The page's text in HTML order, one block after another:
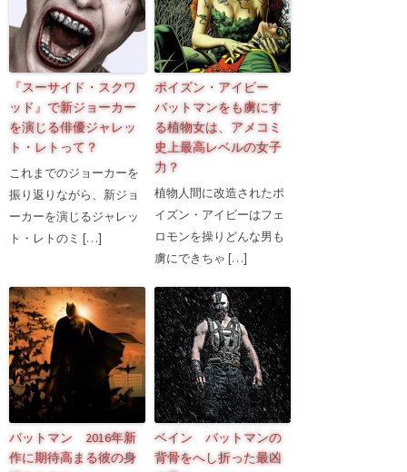
『スーサイド・スクワ
ッド』で新ジョーカー
を演じる俳優ジャレッ
ト・レトって？
これまでのジョーカーを
振り返りながら、新ジョ
ーカーを演じるジャレッ
ト・レトのミ […]
ポイズン・アイビー
バットマンをも虜にす
る植物女は、アメコミ
史上最高レベルの女子
力？
植物人間に改造されたポ
イズン・アイビーはフェ
ロモンを操りどんな男も
虜にできちゃ […]
バットマン 2016年新
作に期待高まる彼の身
ベイン バットマンの
背骨をへし折った最凶